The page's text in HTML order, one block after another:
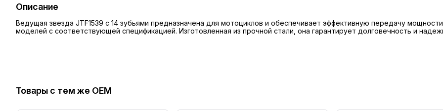
Описание
Ведущая звезда JTF1539 с 14 зубьями предназначена для мотоциклов и обеспечивает эффективную передачу
моделей с соответствующей спецификацией. Изготовленная из прочной стали, она гарантирует долговечность и
Товары с тем же OEM